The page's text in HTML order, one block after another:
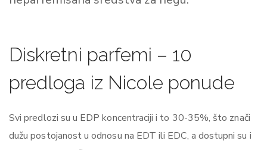
Diskretni parfemi – 10
predloga iz Nicole ponude
Svi predlozi su u EDP koncentraciji i to 30-35%, što znači
dužu postojanost u odnosu na EDT ili EDC, a dostupni su i